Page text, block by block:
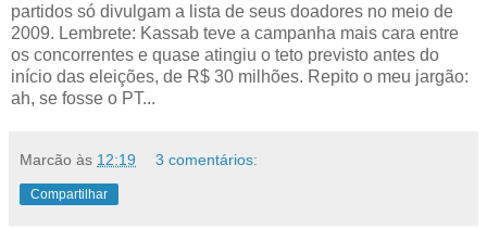
partidos só divulgam a lista de seus doadores no meio de
2009. Lembrete: Kassab teve a campanha mais cara entre
os concorrentes e quase atingiu o teto previsto antes do
início das eleições, de R$ 30 milhões. Repito o meu jargão:
ah, se fosse o PT...
Marcão às 12:19 3 comentários:
Compartilhar